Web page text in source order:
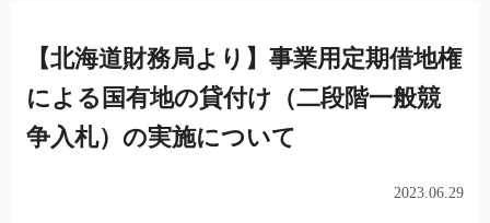
【北海道財務局より】事業用定期借地権
による国有地の貸付け（二段階一般競
争入札）の実施について
2023.06.29